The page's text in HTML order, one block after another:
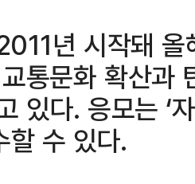
년 시작돼
통문화 확산과
있다. 응모는 ‘
할 수 있다.